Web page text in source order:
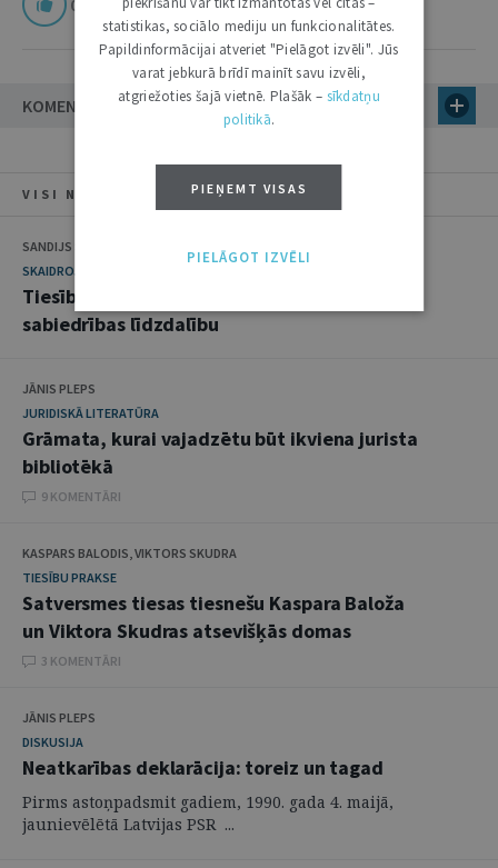
0
KOMENTĀRI
VISI NUMURA RAKSTI
SANDIJS STATKUS
SKAIDROJUMI. VIEDOKĻI
Tiesību avoti, kas regulē
sabiedrības līdzdalību
JĀNIS PLEPS
JURIDISKĀ LITERATŪRA
Grāmata, kurai vajadzētu būt ikviena jurista
bibliotēkā
9 KOMENTĀRI
KASPARS BALODIS, VIKTORS SKUDRA
TIESĪBU PRAKSE
Satversmes tiesas tiesnešu Kaspara Baloža
un Viktora Skudras atsevišķās domas
3 KOMENTĀRI
JĀNIS PLEPS
DISKUSIJA
Neatkarības deklarācija: toreiz un tagad
Pirms astoņpadsmit gadiem, 1990. gada 4. maijā,
jaunievēlētā Latvijas PSR ...
statistikas, sociālo mediju un funkcionalitātes.
Papildinformācijai atveriet "Pielāgot izvēli". Jūs
varat jebkurā brīdī mainīt savu izvēli,
atgriežoties šajā vietnē. Plašāk – sīkdatņu
politikā.
PIEŅEMT VISAS
PIELĀGOT IZVĒLI